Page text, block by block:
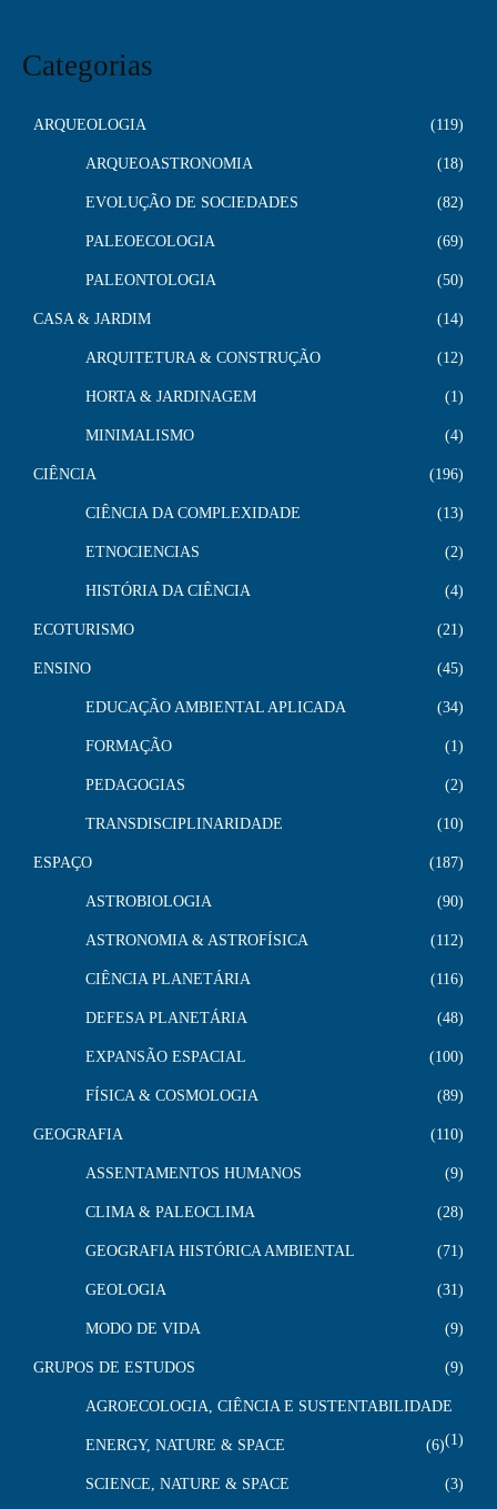
Categorias
ARQUEOLOGIA 119
ARQUEOASTRONOMIA 18
EVOLUÇÃO DE SOCIEDADES 82
PALEOECOLOGIA 69
PALEONTOLOGIA 50
CASA & JARDIM 14
ARQUITETURA & CONSTRUÇÃO 12
HORTA & JARDINAGEM 1
MINIMALISMO 4
CIÊNCIA 196
CIÊNCIA DA COMPLEXIDADE 13
ETNOCIENCIAS 2
HISTÓRIA DA CIÊNCIA 4
ECOTURISMO 21
ENSINO 45
EDUCAÇÃO AMBIENTAL APLICADA 34
FORMAÇÃO 1
PEDAGOGIAS 2
TRANSDISCIPLINARIDADE 10
ESPAÇO 187
ASTROBIOLOGIA 90
ASTRONOMIA & ASTROFÍSICA 112
CIÊNCIA PLANETÁRIA 116
DEFESA PLANETÁRIA 48
EXPANSÃO ESPACIAL 100
FÍSICA & COSMOLOGIA 89
GEOGRAFIA 110
ASSENTAMENTOS HUMANOS 9
CLIMA & PALEOCLIMA 28
GEOGRAFIA HISTÓRICA AMBIENTAL 71
GEOLOGIA 31
MODO DE VIDA 9
GRUPOS DE ESTUDOS 9
AGROECOLOGIA, CIÊNCIA E SUSTENTABILIDADE
1
ENERGY, NATURE & SPACE 6
SCIENCE, NATURE & SPACE 3